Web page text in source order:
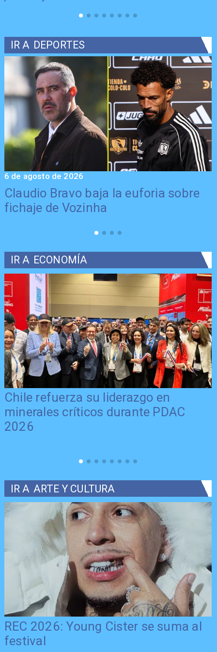
IR A DEPORTES
Claudio Bravo baja la euforia sobre
fichaje de Vozinha
6 de agosto de 2026
IR A ECONOMÍA
Chile refuerza su liderazgo en
minerales críticos durante PDAC
2026
IR A ARTE Y CULTURA
REC 2026: Young Cister se suma al
festival